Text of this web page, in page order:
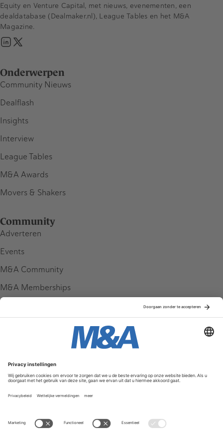
Onderwerpen
Community Nieuws
Dealflash
Insights
Interview
League Tables
M&A Awards
Movers & Shakers
Community
Adverteren
Events
M&A Community
M&A Memberships
Service & Contact
Contact
FAQ
Werken bij ons
Equity en Venture Capital, met nieuws, evenementen, een
dealdatabase (Dealmaker.nl), League Tables en het M&A
Magazine.